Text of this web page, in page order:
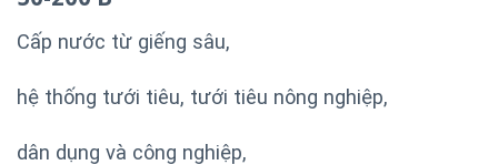
Cấp nước từ giếng sâu,
hệ thống tưới tiêu, tưới tiêu nông nghiệp,
dân dụng và công nghiệp,